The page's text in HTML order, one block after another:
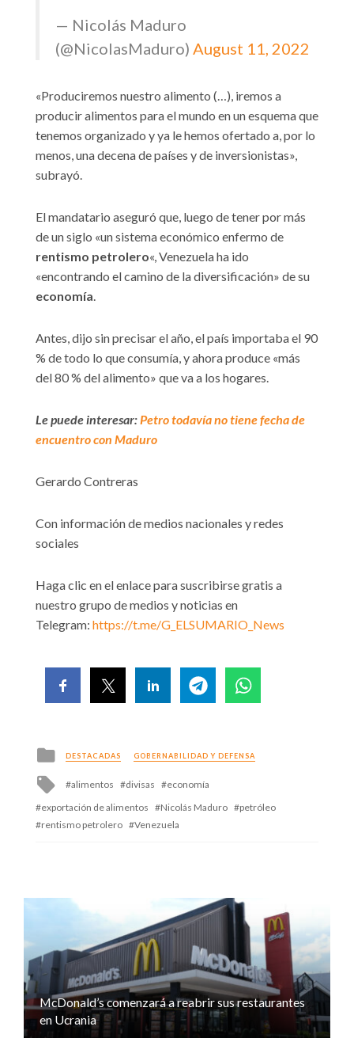
— Nicolás Maduro
(@NicolasMaduro) August 11, 2022
«Produciremos nuestro alimento (…), iremos a
producir alimentos para el mundo en un esquema que
tenemos organizado y ya le hemos ofertado a, por lo
menos, una decena de países y de inversionistas»,
subrayó.
El mandatario aseguró que, luego de tener por más
de un siglo «un sistema económico enfermo de
rentismo petrolero«, Venezuela ha ido
«encontrando el camino de la diversificación» de su
economía.
Antes, dijo sin precisar el año, el país importaba el 90
% de todo lo que consumía, y ahora produce «más
del 80 % del alimento» que va a los hogares.
Le puede interesar:Petro todavía no tiene fecha de
encuentro con Maduro
Gerardo Contreras
Con información de medios nacionales y redes
sociales
Haga clic en el enlace para suscribirse gratis a
nuestro grupo de medios y noticias en
Telegram: https://t.me/G_ELSUMARIO_News
Posted
in
DESTACADAS GOBERNABILIDAD Y DEFENSA
Tagged
alimentos divisas
economía
exportación de alimentos
Nicolás Maduro
petróleo
rentismo petrolero
Venezuela
McDonald’s comenzará a reabrir sus restaurantes
en Ucrania